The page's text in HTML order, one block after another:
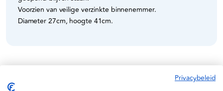
Voorzien van veilige verzinkte binnenemmer.
Diameter 27cm, hoogte 41cm.
Specificaties Privacybeleid